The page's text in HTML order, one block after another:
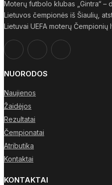
Moterų futbolo klubas „Gintra“ –
Lietuvos čempionės iš Šiaulių,
Lietuvai UEFA moterų Čempionių
NUORODOS
Naujienos
Žaidėjos
Rezultatai
Čempionatai
Atributika
Kontaktai
KONTAKTAI